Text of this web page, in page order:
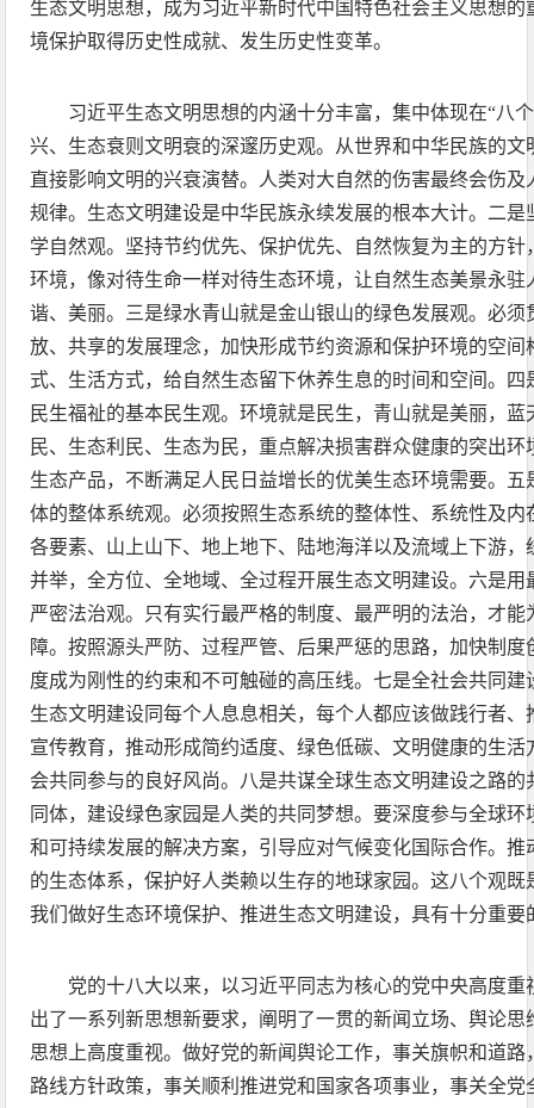
生态文明思想，成为习近平新时代中国特色社会主义思想
境保护取得历史性成就、发生历史性变革。
习近平生态文明思想的内涵十分丰富，集中体现在“八
兴、生态衰则文明衰的深邃历史观。从世界和中华民族的
直接影响文明的兴衰演替。人类对大自然的伤害最终会伤
规律。生态文明建设是中华民族永续发展的根本大计。二
学自然观。坚持节约优先、保护优先、自然恢复为主的方
环境，像对待生命一样对待生态环境，让自然生态美景永
谐、美丽。三是绿水青山就是金山银山的绿色发展观。必
放、共享的发展理念，加快形成节约资源和保护环境的空
式、生活方式，给自然生态留下休养生息的时间和空间。
民生福祉的基本民生观。环境就是民生，青山就是美丽，
民、生态利民、生态为民，重点解决损害群众健康的突出
生态产品，不断满足人民日益增长的优美生态环境需要。
体的整体系统观。必须按照生态系统的整体性、系统性及
各要素、山上山下、地上地下、陆地海洋以及流域上下游
并举，全方位、全地域、全过程开展生态文明建设。六是
严密法治观。只有实行最严格的制度、最严明的法治，才
障。按照源头严防、过程严管、后果严惩的思路，加快制
度成为刚性的约束和不可触碰的高压线。七是全社会共同
生态文明建设同每个人息息相关，每个人都应该做践行者
宣传教育，推动形成简约适度、绿色低碳、文明健康的生
会共同参与的良好风尚。八是共谋全球生态文明建设之路
同体，建设绿色家园是人类的共同梦想。要深度参与全球
和可持续发展的解决方案，引导应对气候变化国际合作。
的生态体系，保护好人类赖以生存的地球家园。这八个观
我们做好生态环境保护、推进生态文明建设，具有十分重要
党的十八大以来，以习近平同志为核心的党中央高度
出了一系列新思想新要求，阐明了一贯的新闻立场、舆论
思想上高度重视。做好党的新闻舆论工作，事关旗帜和道
路线方针政策，事关顺利推进党和国家各项事业，事关全